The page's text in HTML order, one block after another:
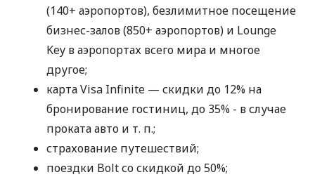
(140+ аэропортов), безлимитное посещение
бизнес-залов (850+ аэропортов) и Lounge
Key в аэропортах всего мира и многое
другое;
карта Visa Infinite — скидки до 12% на
бронирование гостиниц, до 35% - в случае
проката авто и т. п.;
страхование путешествий;
поездки Bolt со скидкой до 50%;